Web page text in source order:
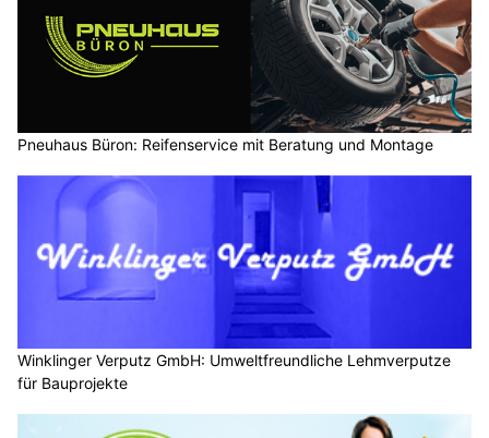
Pneuhaus Büron: Reifenservice mit Beratung und Montage
Winklinger Verputz GmbH: Umweltfreundliche Lehmverputze
für Bauprojekte